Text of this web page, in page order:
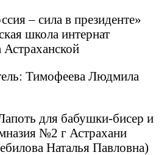
– сила в президенте»
школа интернат
Тимофеева Людмила
для бабушки-бисер и
№2 г Астрахани
Наталья Павловна)